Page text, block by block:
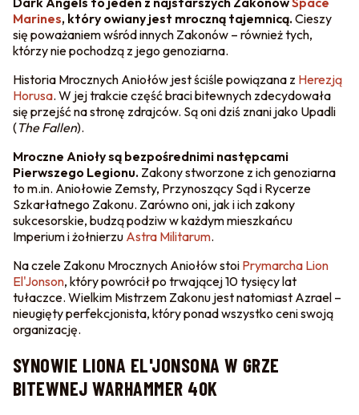
Marines, który owiany jest mroczną tajemnicą.Cieszy
się poważaniem wśród innych Zakonów – również tych,
którzy nie pochodzą z jego genoziarna.
Historia Mrocznych Aniołów jest ściśle powiązana z Herezją
Horusa. W jej trakcie część braci bitewnych zdecydowała
się przejść na stronę zdrajców. Są oni dziś znani jako Upadli
(The Fallen).
Mroczne Anioły są bezpośrednimi następcami
Pierwszego Legionu. Zakony stworzone z ich genoziarna
to m.in. Aniołowie Zemsty, Przynoszący Sąd i Rycerze
Szkarłatnego Zakonu. Zarówno oni, jak i ich zakony
sukcesorskie, budzą podziw w każdym mieszkańcu
Imperium i żołnierzu Astra Militarum.
Na czele Zakonu Mrocznych Aniołów stoi Prymarcha Lion
El'Jonson, który powrócił po trwającej 10 tysięcy lat
tułaczce. Wielkim Mistrzem Zakonu jest natomiast Azrael –
nieugięty perfekcjonista, który ponad wszystko ceni swoją
organizację.
SYNOWIE LIONA EL'JONSONA W GRZE
BITEWNEJ WARHAMMER 40K